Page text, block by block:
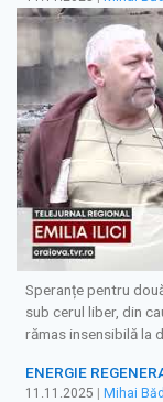
Speranțe pentru
sub cerul liber, din
rămas insensibilă la
ENERGIE
11.11.2025 | Mihai